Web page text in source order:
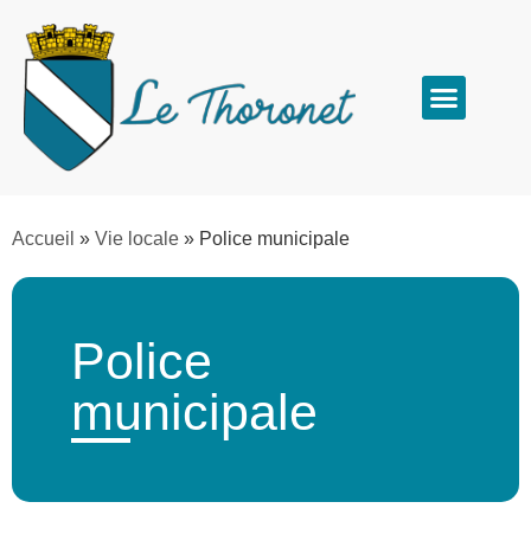
Accueil » Vie locale » Police municipale
Police
municipale